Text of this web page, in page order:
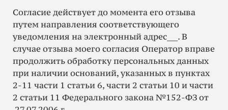
Согласие действует до момента его отзыва
путем направления соответствующего
уведомления на электронный адрес
. В
случае отзыва моего согласия Оператор вправе
продолжить обработку персональных данных
при наличии оснований, указанных в пунктах
2-11 части 1 статьи 6, части 2 статьи 10 и части
2 статьи 11 Федерального закона №152-ФЗ от